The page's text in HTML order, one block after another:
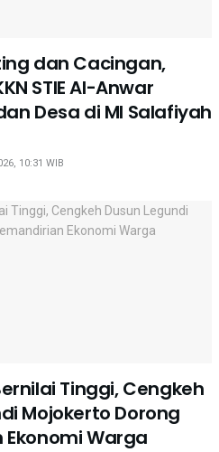
dan Cacingan,
STIE Al-Anwar
Desa di MI Salafiyah
10:31 WIB
Tinggi, Cengkeh
Mojokerto Dorong
Warga